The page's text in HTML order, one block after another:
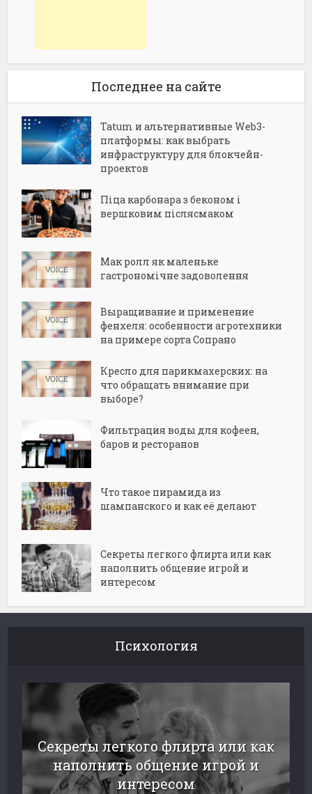
Последнее на сайте
Tatum и альтернативные Web3-
платформы: как выбрать
инфраструктуру для блокчейн-
проектов
Піца карбонара з беконом і
вершковим післясмаком
Мак ролл як маленьке
гастрономічне задоволення
Выращивание и применение
фенхеля: особенности агротехники
на примере сорта Сопрано
Кресло для парикмахерских: на
что обращать внимание при
выборе?
Фильтрация воды для кофеен,
баров и ресторанов
Что такое пирамида из
шампанского и как её делают
Секреты легкого флирта или как
наполнить общение игрой и
интересом
Психология
Секреты легкого флирта или как
наполнить общение игрой и
интересом